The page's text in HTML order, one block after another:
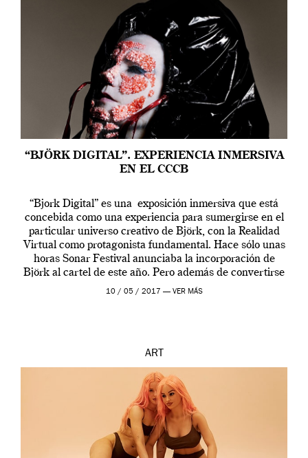
“BJÖRK DIGITAL”. EXPERIENCIA INMERSIVA
EN EL CCCB
“Bjork Digital” es una exposición inmersiva que está
concebida como una experiencia para sumergirse en el
particular universo creativo de Björk, con la Realidad
Virtual como protagonista fundamental. Hace sólo unas
horas Sonar Festival anunciaba la incorporación de
Björk al cartel de este año. Pero además de convertirse
en una de las actuaciones más relevantes […]
10 / 05 / 2017 — VER MÁS
ART